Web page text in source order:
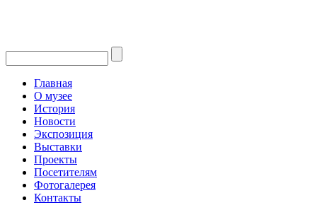
Главная
О музее
История
Новости
Экспозиция
Выставки
Проекты
Посетителям
Фотогалерея
Контакты